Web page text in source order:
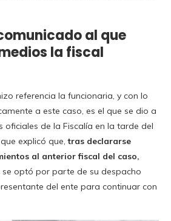
al que
la fiscal
referencia la funcionaria, y con lo
a este caso, es el que se dio a
oficiales de la Fiscalía en la tarde del
explicó que,tras declararse
al anterior fiscal del caso,
se optó por parte de su despacho
del ente para continuar con